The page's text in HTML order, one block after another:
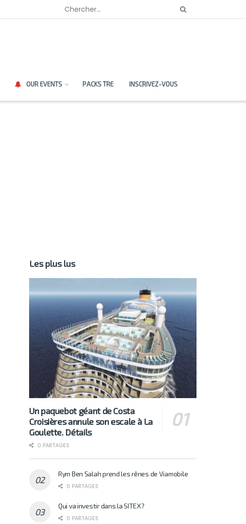
OUR EVENTS PACKS TRE INSCRIVEZ-VOUS
Les plus lus
Un paquebot géant de Costa
Croisières annule son escale à La
Goulette. Détails
0 PARTAGES
Rym Ben Salah prend les rênes de Viamobile
0 PARTAGES
Qui va investir dans la SITEX?
0 PARTAGES